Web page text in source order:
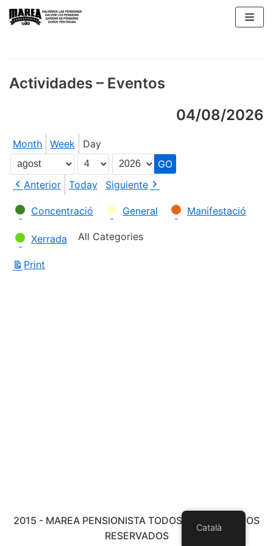
Skip
Actividades – Eventos
04/08/2026
Month Week Day
Month
Day
Year
Anterior
Today
Siguiente
Categories
Concentració General Manifestació
Xerrada All Categories
Print
2015 - MAREA PENSIONISTA TODOS LOS DERECHOS
RESERVADOS
Català